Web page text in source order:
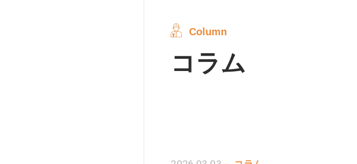
代表挨拶
Column
コラム